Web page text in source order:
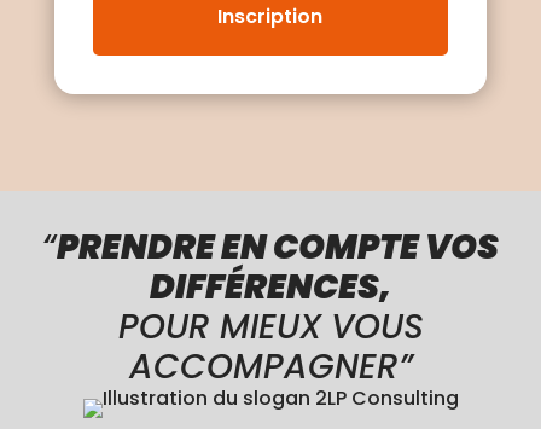
Inscription
“PRENDRE EN COMPTE VOS
DIFFÉRENCES,
POUR MIEUX VOUS
ACCOMPAGNER”